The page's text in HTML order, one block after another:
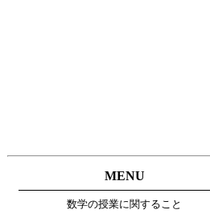
MENU
数学の授業に関すること